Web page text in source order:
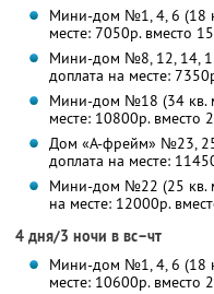
Мини-дом №1, 4, 6 (18
месте: 7050р. вместо
Мини-дом №8, 12, 14,
доплата на месте:
Мини-дом №18 (34 кв.
месте: 10800р. вместо
Дом «А-фрейм» №23,
доплата на месте:
Мини-дом №22 (25 кв.
на месте: 12000р.
4 дня/3 ночи в вс–чт
Мини-дом №1, 4, 6 (18
месте: 10600р. вместо